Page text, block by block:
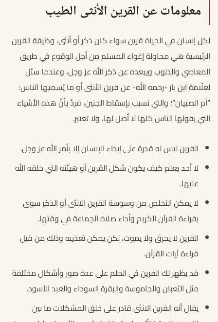
معلومات عن القرين الأنثى الطيب
لكل إنسان في الحياة قرين سواء كان ذكر أو أنثى، وظيفة القرين
الرئيسية هي محاولة إغواء المسلم من أجل الوقوع في طريق
المعاصي والذنوب ويبعده عن ذكر الله عز وجل، وعندما سئل
لعلّامة ابن باز -رحمه الله- عن قرين الأنثى أو ما يُسميها الناس:
“أم الصبيان”؛ والتي تسبب بإسقاط الجنين، فردَّ بأنَّ هذه الأشياء
التي يقولها الناس كلها لا أصل لها، ولا تعتبر.
القرين ليس له قدرة على إيذاء الإنسان إلا بأمر الله عز وجل.
لا أحد يعلم كيف يكون شكل القرين أو هيئته التي خلقه الله
عليها.
لا يمكن التخلص من وسوسة القرين الانثى أو الذكر سوى
بقراءة القرآن الكريم وأداء صلاة الجماعة في وقتها.
القرين لا يحرق ولا يموت، لكن يمكن تعذيبه وذلك من قبل
قراءة آيات القرآن.
قد يظهر لك القرين في الحلم على عدة صور وأشكال مختلفة
مثل الثعبان والجاموسة والبقرة السوداء والعبد الأسود.
يقال أنه القرين الانثى قادر على خلق المشكلات ما بين